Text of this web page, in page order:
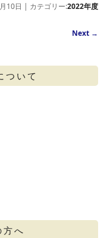
10日 | カテゴリー:2022年度
Next →
ついて
方へ